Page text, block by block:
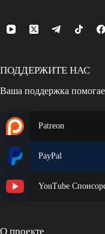
ПОДДЕРЖИТЕ НАС
Ваша поддержка
Patreon
PayPal
YouTube
О проекте